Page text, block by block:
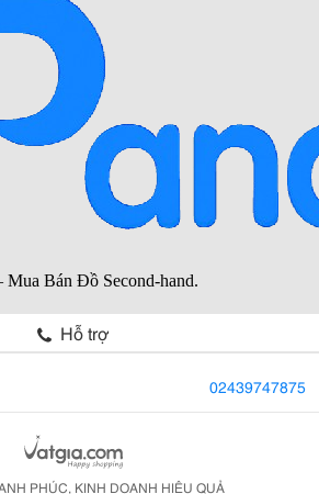
Hỗ trợ
02439747875
PHÚC, KINH DOANH HIỆU QUẢ